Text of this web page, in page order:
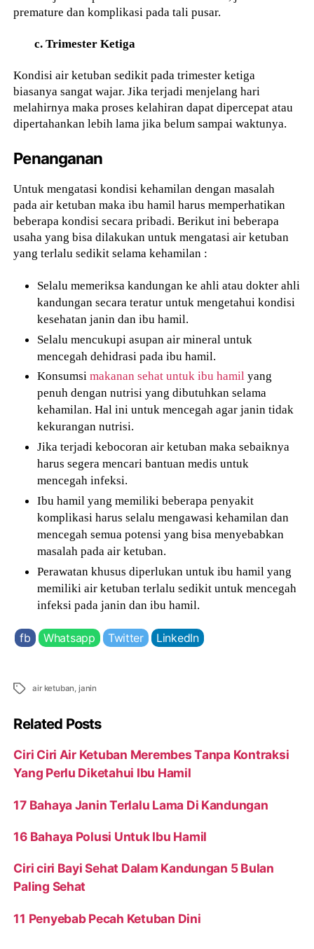
premature dan komplikasi pada tali pusar.
c. Trimester Ketiga
Kondisi air ketuban sedikit pada trimester ketiga
biasanya sangat wajar. Jika terjadi menjelang hari
melahirnya maka proses kelahiran dapat dipercepat atau
dipertahankan lebih lama jika belum sampai waktunya.
Penanganan
Untuk mengatasi kondisi kehamilan dengan masalah
pada air ketuban maka ibu hamil harus memperhatikan
beberapa kondisi secara pribadi. Berikut ini beberapa
usaha yang bisa dilakukan untuk mengatasi air ketuban
yang terlalu sedikit selama kehamilan :
Selalu memeriksa kandungan ke ahli atau dokter ahli
kandungan secara teratur untuk mengetahui kondisi
kesehatan janin dan ibu hamil.
Selalu mencukupi asupan air mineral untuk
mencegah dehidrasi pada ibu hamil.
Konsumsimakanan sehat untuk ibu hamil yang
penuh dengan nutrisi yang dibutuhkan selama
kehamilan. Hal ini untuk mencegah agar janin tidak
kekurangan nutrisi.
Jika terjadi kebocoran air ketuban maka sebaiknya
harus segera mencari bantuan medis untuk
mencegah infeksi.
Ibu hamil yang memiliki beberapa penyakit
komplikasi harus selalu mengawasi kehamilan dan
mencegah semua potensi yang bisa menyebabkan
masalah pada air ketuban.
Perawatan khusus diperlukan untuk ibu hamil yang
memiliki air ketuban terlalu sedikit untuk mencegah
infeksi pada janin dan ibu hamil.
fb Whatsapp Twitter LinkedIn
Tags air ketuban janin
Related Posts
Ciri Ciri Air Ketuban Merembes Tanpa Kontraksi
Yang Perlu Diketahui Ibu Hamil
17 Bahaya Janin Terlalu Lama Di Kandungan
16 Bahaya Polusi Untuk Ibu Hamil
Ciri ciri Bayi Sehat Dalam Kandungan 5 Bulan
Paling Sehat
11 Penyebab Pecah Ketuban Dini